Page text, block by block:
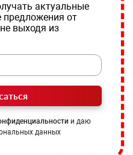
актуальные
предложения от
выходя из
и даю
данных